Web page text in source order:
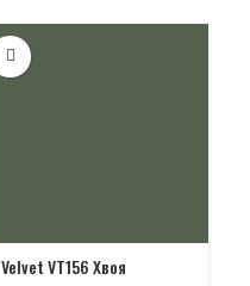
Velvet VT156 Хвоя